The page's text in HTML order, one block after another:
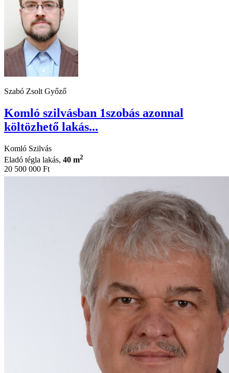
Szabó Zsolt Győző
Komló szilvásban 1szobás azonnal
költözhető lakás...
Komló Szilvás
Eladó tégla lakás, 40 m2
20 500 000 Ft